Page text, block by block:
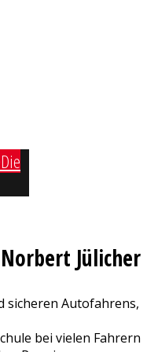
Die
Jülicher
sicheren Autofahrens,
bei vielen Fahrern